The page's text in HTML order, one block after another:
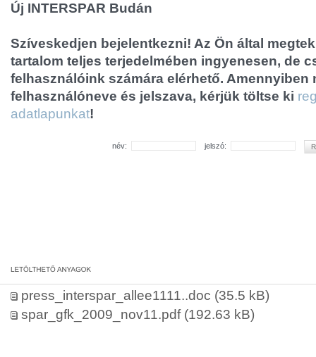
Új INTERSPAR Budán
Szíveskedjen bejelentkezni! Az Ön által
tartalom teljes terjedelmében ingyenesen, de
felhasználóink számára elérhető. Amennyiben
felhasználóneve és jelszava, kérjük töltse ki
adatlapunkat!
név: jelszó:
press_interspar_allee1111..doc (35.5 kB)
spar_gfk_2009_nov11.pdf(192.63 kB)